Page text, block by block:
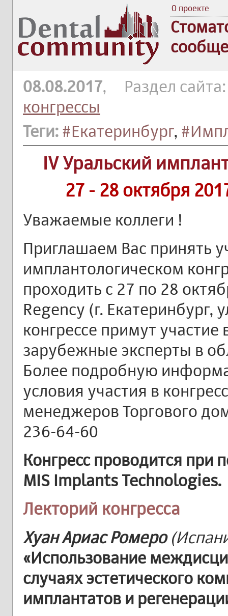
О проекте
08.08.2017, Раздел
конгрессы
Теги: #Екатеринбург,
IV Уральский
27 - 28 октября
Уважаемые коллеги !
Приглашаем Вас принять
имплантологическом
проходить с 27 по 28
Regency (г. Екатеринбург,
конгрессе примут
зарубежные эксперты в
Более подробную
условия участия в
менеджеров Торгового
236-64-60
Конгресс проводится при
MIS Implants Technologies.
Лекторий конгресса
Хуан Ариас Ромеро
«Использование
случаях эстетического
имплантатов и